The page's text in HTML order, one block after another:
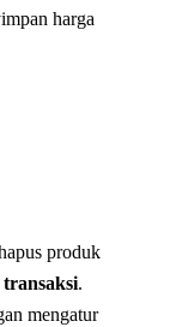
harga
produk
.
mengatur